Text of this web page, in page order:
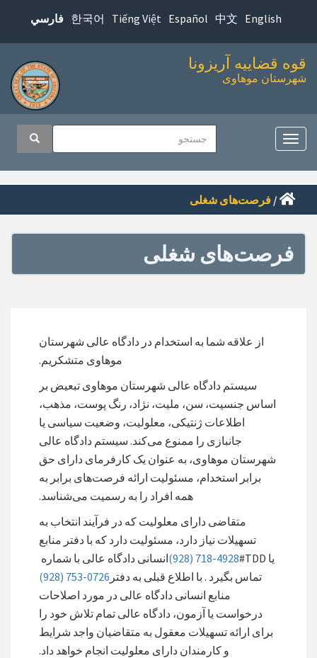
محتوای
اصلی
English
中文
Español
Tiếng Việt
한국어 فارسي
قوه قضاییه آریزونا
شهرستان موهاوی
جستجو
ناوبری
اصلی
تغییر
/ فرصت‌های شغلی
فرصت‌های شغلی
از علاقه شما به استخدام در دادگاه عالی شهرستان
موهاوی متشکریم.
سیستم دادگاه عالی شهرستان موهاوی تبعیض بر
اساس جنسیت، سن، ملیت، نژاد، رنگ پوست، مذهب،
اطلاعات ژنتیکی، معلولیت، وضعیت سیاسی یا
جانبازی را ممنوع می‌کند. سیستم دادگاه عالی
شهرستان موهاوی، به عنوان یک کارفرمای دارای حق
برابر استخدام، مسئولیت ارائه فرصت‌های برابر به
همه افراد را به رسمیت می‌شناسد.
متقاضی دارای معلولیت که در فرآیند انتخاب به
تسهیلات نیاز دارد، مسئولیت دارد که با دفتر منابع
انسانی دادگاه عالی با شماره(928) 718-4928
یا TDD#
(928) 753-0726 تماس بگیرد . با اطلاع قبلی به دفتر
منابع انسانی دادگاه عالی در مورد اصلاحات
درخواست یا آزمون، دادگاه عالی تمام تلاش خود را
برای ارائه تسهیلات معقول به متقاضیان واجد شرایط
و کارمندان دارای معلولیت انجام خواهد داد.